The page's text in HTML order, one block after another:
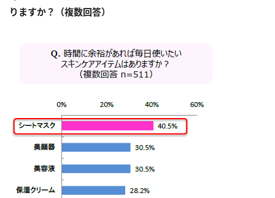
りますか？（複数回答）